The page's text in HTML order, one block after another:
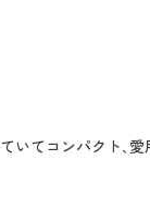
てコンパクト､愛